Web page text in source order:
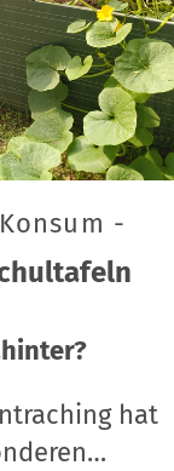
-
hat